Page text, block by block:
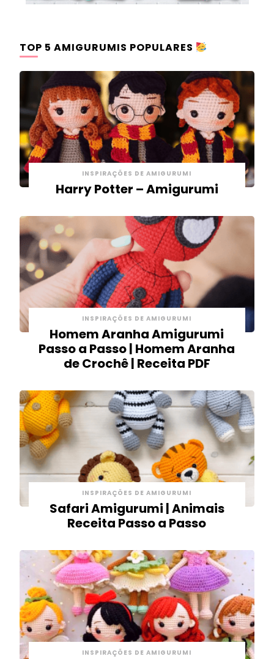
TOP 5 AMIGURUMIS POPULARES
INSPIRAÇÕES DE AMIGURUMI
Harry Potter – Amigurumi
INSPIRAÇÕES DE AMIGURUMI
Homem Aranha Amigurumi
Passo a Passo | Homem Aranha
de Crochê | Receita PDF
INSPIRAÇÕES DE AMIGURUMI
Safari Amigurumi | Animais
Receita Passo a Passo
INSPIRAÇÕES DE AMIGURUMI